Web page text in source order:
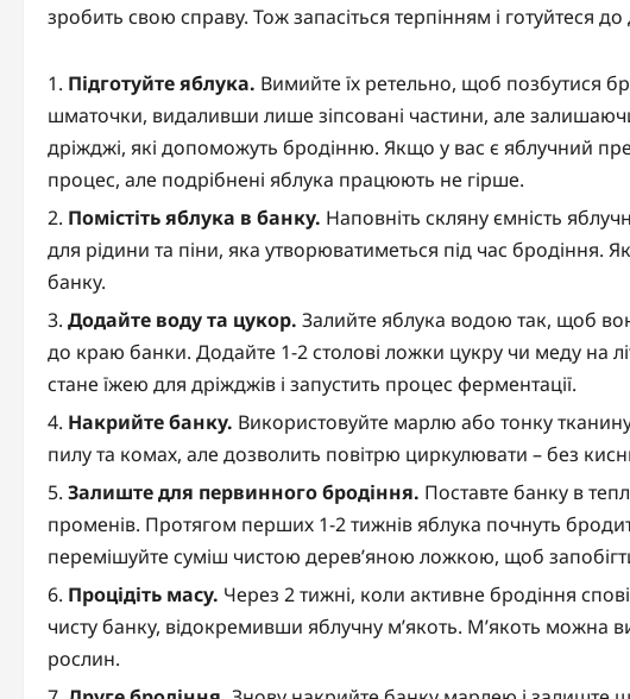
зробить свою справу. Тож запасіться терпінням і готуйтеся
Підготуйте яблука. Вимийте їх ретельно, щоб позбутися
шматочки, видаливши лише зіпсовані частини, але
дріжджі, які допоможуть бродінню. Якщо у вас є яблучний
процес, але подрібнені яблука працюють не гірше.
Помістіть яблука в банку. Наповніть скляну ємність
для рідини та піни, яка утворюватиметься під час бродіння.
банку.
Додайте воду та цукор. Залийте яблука водою так, щоб
до краю банки. Додайте 1-2 столові ложки цукру чи меду на
стане їжею для дріжджів і запустить процес ферментації.
Накрийте банку. Використовуйте марлю або тонку
пилу та комах, але дозволить повітрю циркулювати – без
Залиште для первинного бродіння. Поставте банку в
променів. Протягом перших 1-2 тижнів яблука почнуть
перемішуйте суміш чистою дерев’яною ложкою, щоб запобігти
Процідіть масу. Через 2 тижні, коли активне бродіння
чисту банку, відокремивши яблучну м’якоть. М’якоть можна
рослин.